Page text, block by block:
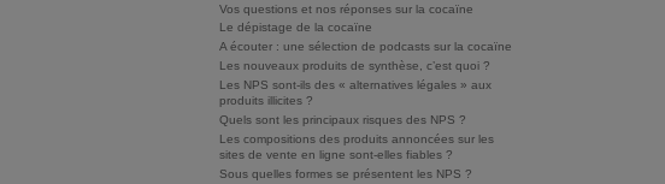
Vos questions et nos réponses sur la cocaïne
Le dépistage de la cocaïne
A écouter : une sélection de podcasts sur la cocaïne
Les nouveaux produits de synthèse, c’est quoi ?
Les NPS sont-ils des « alternatives légales » aux
produits illicites ?
Quels sont les principaux risques des NPS ?
Les compositions des produits annoncées sur les
sites de vente en ligne sont-elles fiables ?
Sous quelles formes se présentent les NPS ?